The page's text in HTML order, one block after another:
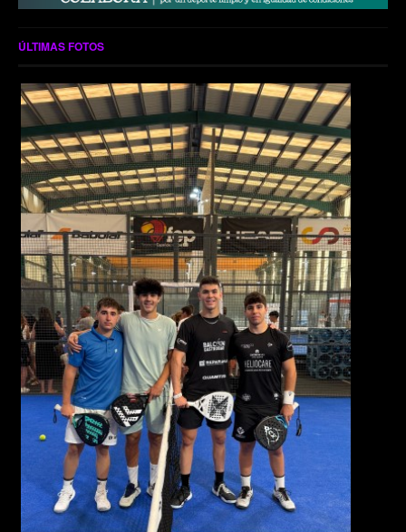
ÚLTIMAS FOTOS